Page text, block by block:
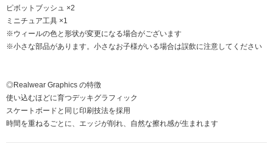
ピボットブッシュ ×2
ミニチュア工具 ×1
※ウィールの色と形状が変更になる場合がございます
※小さな部品があります。小さなお子様がいる場合は誤飲に注意してください
◎Realwear Graphics の特徴
使い込むほどに育つデッキグラフィック
スケートボードと同じ印刷技法を採用
時間を重ねるごとに、エッジが削れ、自然な擦れ感が生まれます